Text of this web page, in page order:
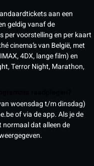
aan een
geldig vanaf de
voorstelling en per kaart
cinema’s van België, met
4DX, lange film) en
Terror Night, Marathon,
woensdag t/m dinsdag)
of via de app. Als je de
dat alleen de